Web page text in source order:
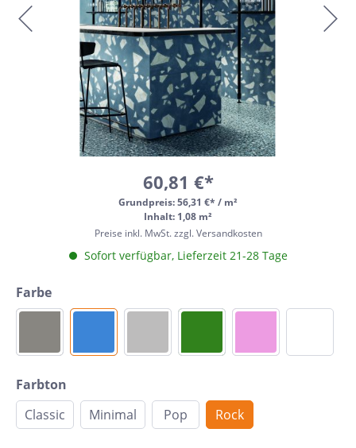
60,81 €*
Grundpreis:56,31 €* / m²
Inhalt: 1,08 m²
Preise inkl. MwSt. zzgl. Versandkosten
Sofort verfügbar, Lieferzeit 21-28 Tage
Farbe
Farbton
Classic
Minimal Pop Rock